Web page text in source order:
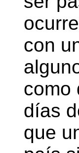
con
como
días
que